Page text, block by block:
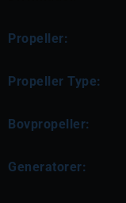
Propeller:
Propeller Type:
Bovpropeller:
Generatorer: